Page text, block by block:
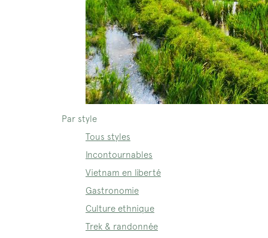
Par style
Tous styles
Incontournables
Vietnam en liberté
Gastronomie
Culture ethnique
Trek & randonnée